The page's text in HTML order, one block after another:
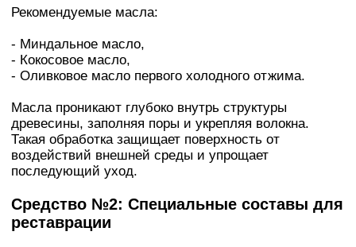
Рекомендуемые масла:
- Миндальное масло,
- Кокосовое масло,
- Оливковое масло первого холодного отжима.
Масла проникают глубоко внутрь структуры
древесины, заполняя поры и укрепляя волокна.
Такая обработка защищает поверхность от
воздействий внешней среды и упрощает
последующий уход.
Средство №2: Специальные составы для
реставрации